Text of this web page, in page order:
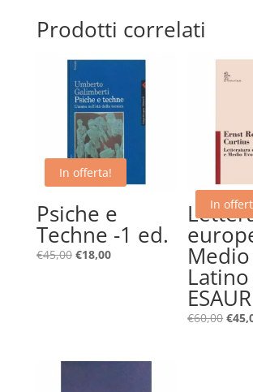
Prodotti correlati
In offerta!
Psiche e
Techne -1 ed.
€45,00 Il
€18,00Il
In
Medio
Latino
€60,00 Il
€